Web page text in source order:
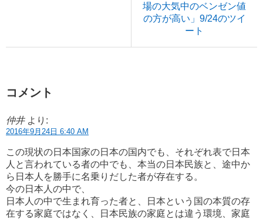
場の大気中のベンゼン値
の方が高い」9/24のツイ
ート
コメント
仲井 より:
2016年9月24日 6:40 AM
この現状の日本国家の日本の国内でも、それぞれ表で日本
人と言われている者の中でも、本当の日本民族と、途中か
ら日本人を勝手に名乗りだした者が存在する。
今の日本人の中で、
日本人の中で生まれ育った者と、日本という国の本質の存
在する家庭ではなく、日本民族の家庭とは違う環境、家庭